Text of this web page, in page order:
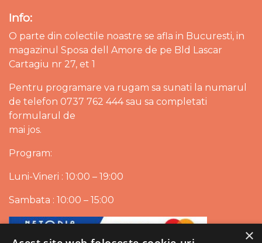
Info:
O parte din colectile noastre se afla in Bucuresti, in
magazinul Sposa dell Amore de pe Bld Lascar
Cartagiu nr 27, et 1
Pentru programare va rugam sa sunati la numarul
de telefon 0737 762 444 sau sa completati
formularul de
mai jos.
Program:
Luni-Vineri : 10:00 – 19:00
Sambata : 10:00 – 15:00
×